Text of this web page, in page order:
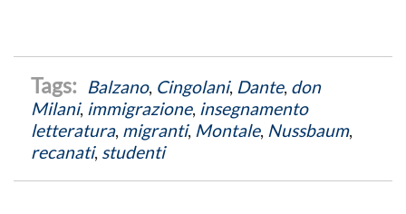
Balzano, Cingolani, Dante, don
Milani, immigrazione, insegnamento
letteratura, migranti, Montale, Nussbaum,
recanati, studenti